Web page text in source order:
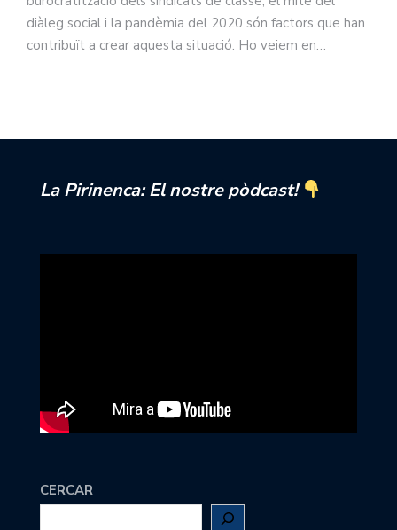
diàleg social i la pandèmia del 2020 són factors que han
contribuït a crear aquesta situació. Ho veiem en…
La Pirinenca: El nostre pòdcast!
CERCAR